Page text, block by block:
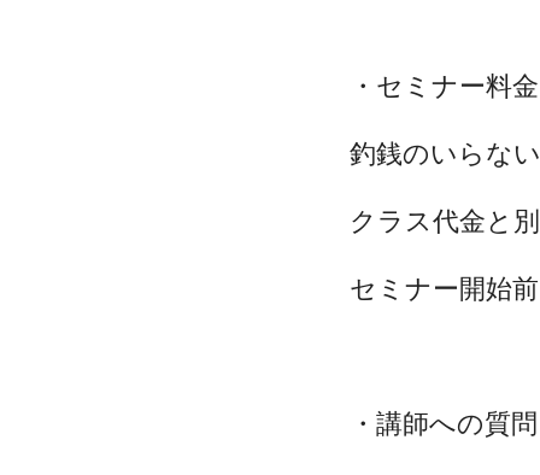
・セミナー料
釣銭のいらな
クラス代金と
セミナー開始
・講師への質